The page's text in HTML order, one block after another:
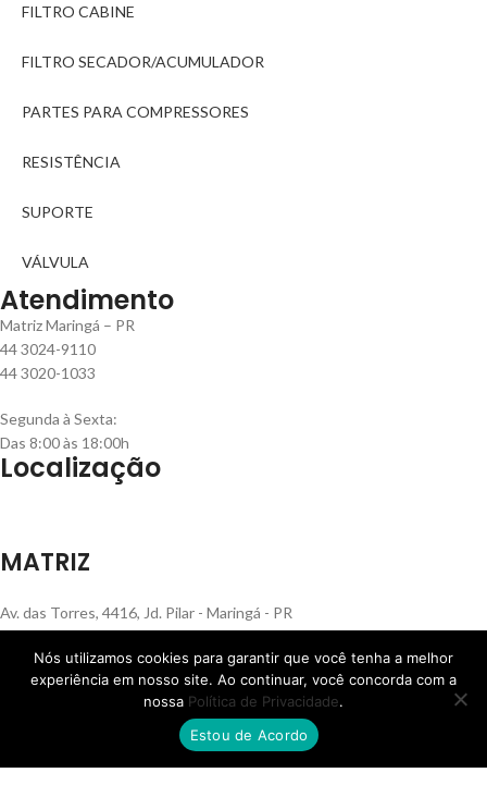
FILTRO CABINE
FILTRO SECADOR/ACUMULADOR
PARTES PARA COMPRESSORES
RESISTÊNCIA
SUPORTE
VÁLVULA
Atendimento
Matriz Maringá – PR
44 3024-9110
44 3020-1033
Segunda à Sexta:
Das 8:00 às 18:00h
Localização
MATRIZ
Av. das Torres, 4416, Jd. Pilar - Maringá - PR
Nós utilizamos cookies para garantir que você tenha a melhor
experiência em nosso site. Ao continuar, você concorda com a
nossa Política de Privacidade.
Estou de Acordo